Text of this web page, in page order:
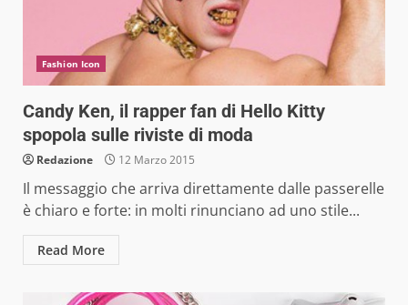
Fashion Icon
Candy Ken, il rapper fan di Hello Kitty
spopola sulle riviste di moda
Redazione 12 Marzo 2015
Il messaggio che arriva direttamente dalle passerelle
è chiaro e forte: in molti rinunciano ad uno stile...
Read More